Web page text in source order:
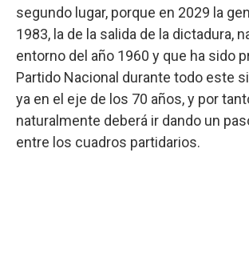
segundo lugar, porque en 2029 la
1983, la de la salida de la dictadura,
entorno del año 1960 y que ha sido
Partido Nacional durante todo este
ya en el eje de los 70 años, y por
naturalmente deberá ir dando un
entre los cuadros partidarios.